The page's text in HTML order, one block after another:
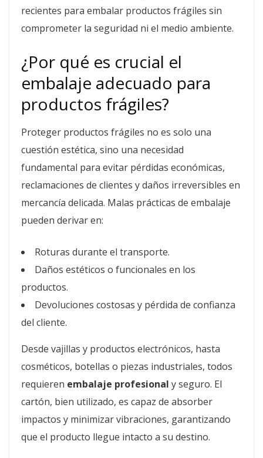
recientes para embalar productos frágiles sin
comprometer la seguridad ni el medio ambiente.
¿Por qué es crucial el
embalaje adecuado para
productos frágiles?
Proteger productos frágiles no es solo una
cuestión estética, sino una necesidad
fundamental para evitar pérdidas económicas,
reclamaciones de clientes y daños irreversibles en
mercancía delicada. Malas prácticas de embalaje
pueden derivar en:
Roturas durante el transporte.
Daños estéticos o funcionales en los
productos.
Devoluciones costosas y pérdida de confianza
del cliente.
Desde vajillas y productos electrónicos, hasta
cosméticos, botellas o piezas industriales, todos
requieren embalaje profesional y seguro. El
cartón, bien utilizado, es capaz de absorber
impactos y minimizar vibraciones, garantizando
que el producto llegue intacto a su destino.